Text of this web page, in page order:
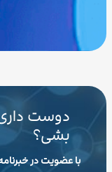
دوست داری
بشی؟
با عضویت در